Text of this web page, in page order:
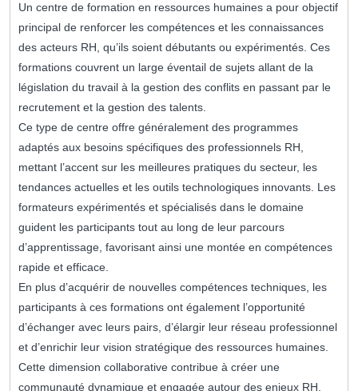
Un centre de formation en ressources humaines a pour objectif
principal de renforcer les compétences et les connaissances
des acteurs RH, qu’ils soient débutants ou expérimentés. Ces
formations couvrent un large éventail de sujets allant de la
législation du travail à la gestion des conflits en passant par le
recrutement et la gestion des talents.
Ce type de centre offre généralement des programmes
adaptés aux besoins spécifiques des professionnels RH,
mettant l’accent sur les meilleures pratiques du secteur, les
tendances actuelles et les outils technologiques innovants. Les
formateurs expérimentés et spécialisés dans le domaine
guident les participants tout au long de leur parcours
d’apprentissage, favorisant ainsi une montée en compétences
rapide et efficace.
En plus d’acquérir de nouvelles compétences techniques, les
participants à ces formations ont également l’opportunité
d’échanger avec leurs pairs, d’élargir leur réseau professionnel
et d’enrichir leur vision stratégique des ressources humaines.
Cette dimension collaborative contribue à créer une
communauté dynamique et engagée autour des enjeux RH.